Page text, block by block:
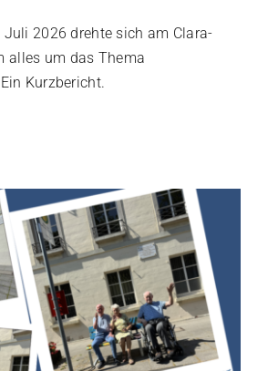
2026 drehte sich am Clara-
alles um das Thema
Kurzbericht.